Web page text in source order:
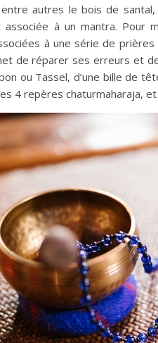
autres le bois de
associée à un mantra.
à une série de
de réparer ses erreurs et
ou Tassel, d’une bille de
4 repères chaturmaharaja,